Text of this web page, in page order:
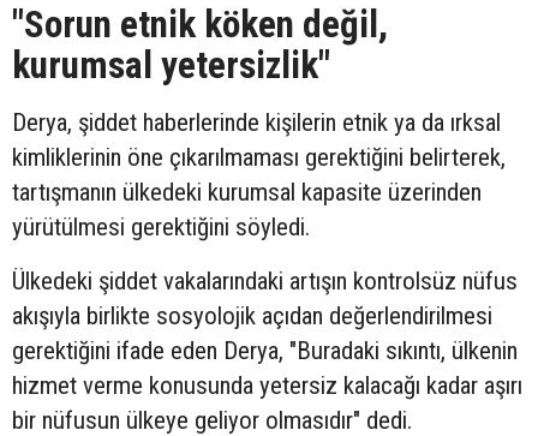
"Sorun etnik köken değil,
kurumsal yetersizlik"
Derya, şiddet haberlerinde kişilerin etnik ya da ırksal
kimliklerinin öne çıkarılmaması gerektiğini belirterek,
tartışmanın ülkedeki kurumsal kapasite üzerinden
yürütülmesi gerektiğini söyledi.
Ülkedeki şiddet vakalarındaki artışın kontrolsüz nüfus
akışıyla birlikte sosyolojik açıdan değerlendirilmesi
gerektiğini ifade eden Derya, "Buradaki sıkıntı, ülkenin
hizmet verme konusunda yetersiz kalacağı kadar aşırı
bir nüfusun ülkeye geliyor olmasıdır" dedi.